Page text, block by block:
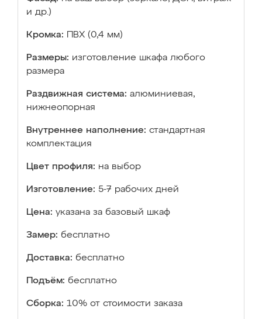
и др.)
Кромка: ПВХ (0,4 мм)
Размеры: изготовление шкафа любого
размера
Раздвижная система: алюминиевая,
нижнеопорная
Внутреннее наполнение: стандартная
комплектация
Цвет профиля: на выбор
Изготовление: 5-7 рабочих дней
Цена: указана за базовый шкаф
Замер: бесплатно
Доставка: бесплатно
Подъём: бесплатно
Сборка: 10% от стоимости заказа